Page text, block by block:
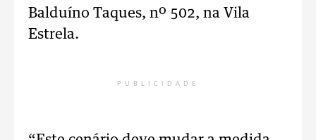
Balduíno Taques, nº 502, na Vila
Estrela.
PUBLICIDADE